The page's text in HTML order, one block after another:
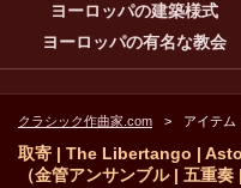
ヨーロッパの建築様式
ヨーロッパの有名な教会
クラシック作曲家.com アイテム
取寄 | The Libertango |
（金管アンサンブル | 五重奏